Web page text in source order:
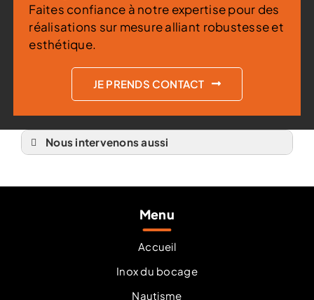
Faites confiance à notre expertise pour des
réalisations sur mesure alliant robustesse et
esthétique.
JE PRENDS CONTACT
Nous intervenons aussi
Table et chaise inox à Gorron 53
Table et chaise inox à Granville
Table et chaise inox à la Manche 50
Table et chaise inox à Laval
Table et chaise inox à Louvigné-du-Désert
Table et chaise inox à Cancale 35
Table et chaise inox à Saint-Brieuc
Menu
Accueil
Inox du bocage
Nautisme